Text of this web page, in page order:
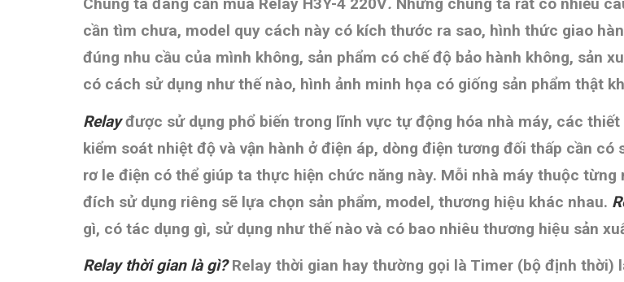
cần tìm chưa, model quy cách này có kích thước ra sao, hình thức giao
đúng nhu cầu của mình không, sản phẩm có chế độ bảo hành không, sản
có cách sử dụng như thế nào, hình ảnh minh họa có giống sản phẩm thật
Relay được sử dụng phổ biến trong lĩnh vực tự động hóa nhà máy, các
kiểm soát nhiệt độ và vận hành ở điện áp, dòng điện tương đối thấp cần
rơ le điện có thể giúp ta thực hiện chức năng này. Mỗi nhà máy thuộc từng
đích sử dụng riêng sẽ lựa chọn sản phẩm, model, thương hiệu khác nhau.
gì, có tác dụng gì, sử dụng như thế nào và có bao nhiêu thương hiệu sản
Relay thời gian là gì?Relay thời gian hay thường gọi là Timer (bộ định